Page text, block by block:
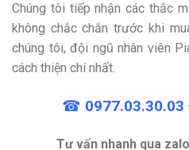
Chúng tôi tiếp nhận các thắc
không chắc chắn trước khi
chúng tôi, đội ngũ nhân viên
cách thiện chí nhất.
☎ 0977.03.30.03
Tư vấn nhanh qua